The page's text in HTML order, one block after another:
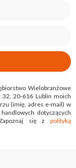
Wielobranżowe
32, 20-616 Lublin moich
(imię, adres e-mail) w
dotyczących
się z polityką